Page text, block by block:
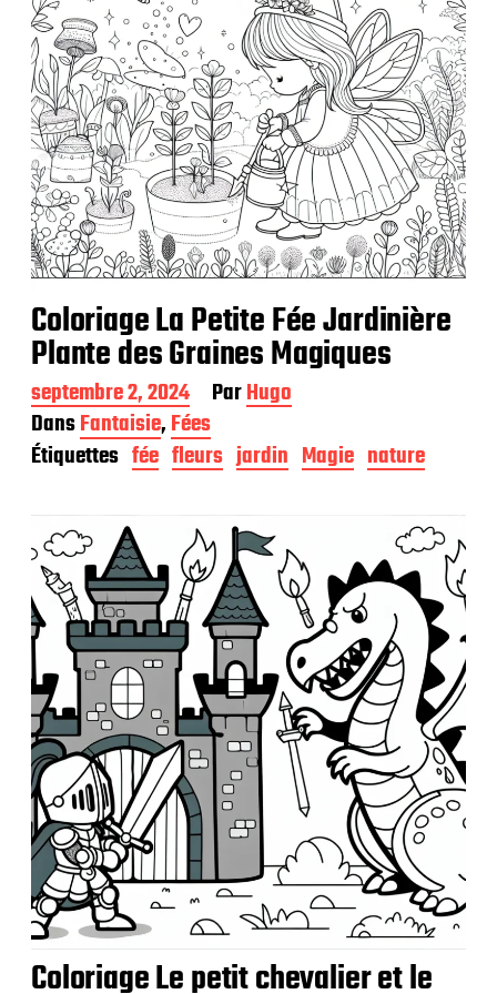
Coloriage La Petite Fée Jardinière
Plante des Graines Magiques
D
a
t
e
p
u
b
l
i
c
a
t
i
o
n
septembre 2, 2024 ParHugo
DansFantaisie,Fées
Étiquettes fée fleurs jardin Magie nature
Coloriage Le petit chevalier et le